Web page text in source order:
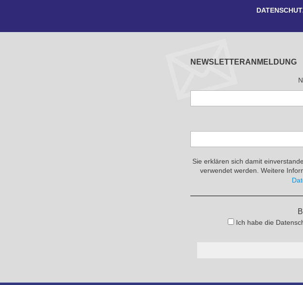
NEWSLETTERANMELDUNG
Sie erklären sich damit
verwendet werden. Weitere
Ich habe die